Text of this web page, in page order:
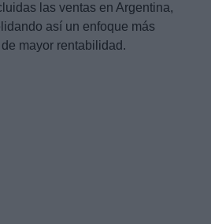
las ventas en Argentina,
así un enfoque más
mayor rentabilidad.